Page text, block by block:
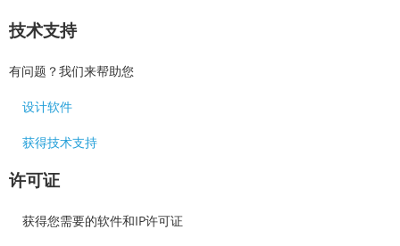
技术支持
有问题？我们来帮助您
设计软件
获得技术支持
许可证
获得您需要的软件和IP许可证